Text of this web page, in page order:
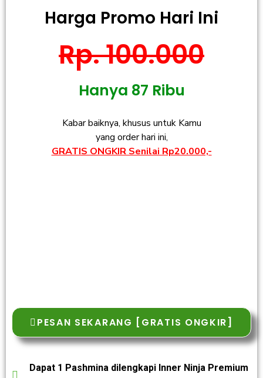
Harga Promo Hari Ini
Rp. 100.000
Hanya 87 Ribu
Kabar baiknya, khusus untuk Kamu
yang order hari ini,
GRATIS ONGKIR Senilai Rp20.000,-
PESAN SEKARANG [GRATIS ONGKIR]
Dapat 1 Pashmina dilengkapi Inner Ninja Premium